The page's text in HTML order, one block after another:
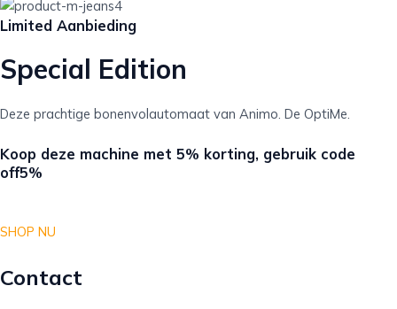
Limited Aanbieding
Special Edition
Deze prachtige bonenvolautomaat van Animo. De OptiMe.
Koop deze machine met 5% korting, gebruik code
off5%
SHOP NU
Contact